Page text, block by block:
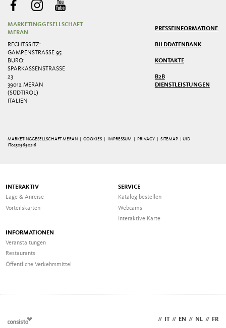
MARKETINGGESELLSCHAFT
MERAN
RECHTSSITZ:
GAMPENSTRASSE 95
BÜRO:
SPARKASSENSTRASSE 2
3
39012 MERAN
(SÜDTIROL)
ITALIEN
PRESSEINFORMATIONEN
BILDDATENBANK
KONTAKTE
B2B
DIENSTLEISTUNGEN
MARKETINGGESELLSCHAFT MERAN | COOKIES IMPRESSUM PRIVACY |SITEMAP
| UID
IT02509690216
INTERAKTIV
Lage & Anreise
Vorteilskarten
SERVICE
Katalog bestellen
Webcams
Interaktive Karte
INFORMATIONEN
Veranstaltungen
Restaurants
Öffentliche Verkehrsmittel
// IT // EN // NL // FR